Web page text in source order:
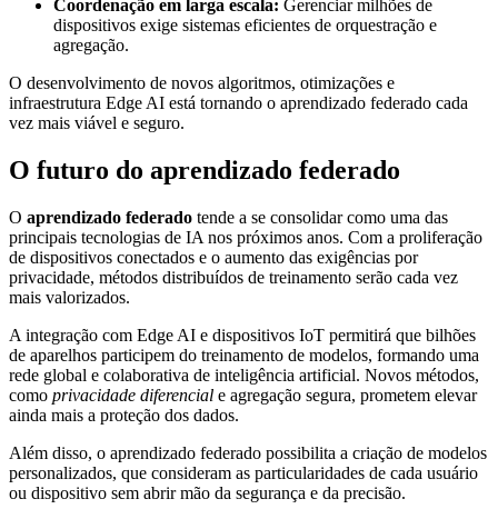
Coordenação em larga escala: Gerenciar milhões de
dispositivos exige sistemas eficientes de orquestração e
agregação.
O desenvolvimento de novos algoritmos, otimizações e
infraestrutura Edge AI está tornando o aprendizado federado cada
vez mais viável e seguro.
O futuro do aprendizado federado
O aprendizado federado tende a se consolidar como uma das
principais tecnologias de IA nos próximos anos. Com a proliferação
de dispositivos conectados e o aumento das exigências por
privacidade, métodos distribuídos de treinamento serão cada vez
mais valorizados.
A integração com Edge AI e dispositivos IoT permitirá que bilhões
de aparelhos participem do treinamento de modelos, formando uma
rede global e colaborativa de inteligência artificial. Novos métodos,
como privacidade diferencial e agregação segura, prometem elevar
ainda mais a proteção dos dados.
Além disso, o aprendizado federado possibilita a criação de modelos
personalizados, que consideram as particularidades de cada usuário
ou dispositivo sem abrir mão da segurança e da precisão.